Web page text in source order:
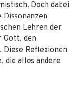
Doch dabei
Lehren der
Gott, den
Diese Reflexionen
die alles andere